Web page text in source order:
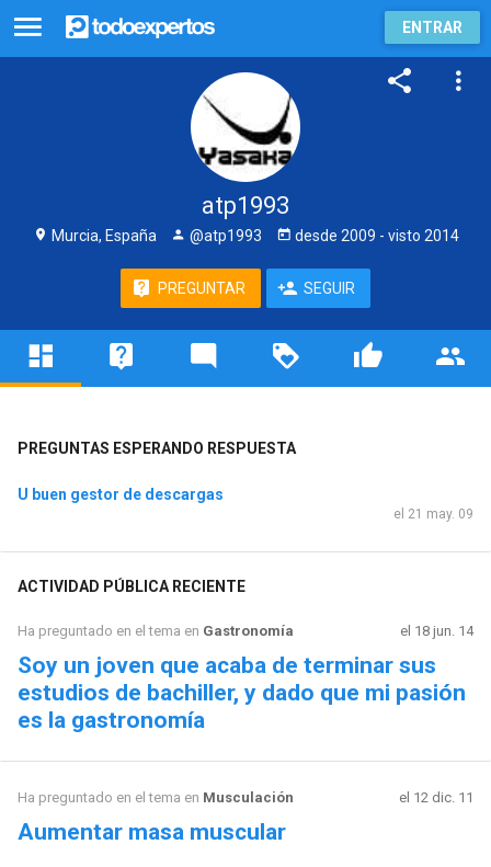
ENTRAR
atp1993
Murcia, España @atp1993 desde 2009 - visto 2014
PREGUNTAR SEGUIR
PREGUNTAS ESPERANDO RESPUESTA
U buen gestor de descargas
el 21 may. 09
ACTIVIDAD PÚBLICA RECIENTE
Ha preguntado en el tema en Gastronomía el 18 jun. 14
Soy un joven que acaba de terminar sus
estudios de bachiller, y dado que mi pasión
es la gastronomía
Ha preguntado en el tema en Musculación el 12 dic. 11
Aumentar masa muscular